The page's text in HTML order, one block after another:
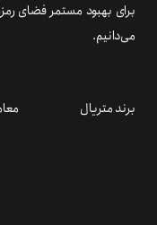
برای بهبود مستمر فضای
می‌دانیم.
برند متریال